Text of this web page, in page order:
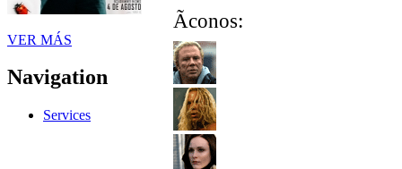
VER MÁS
Navigation
Services
Ãconos: